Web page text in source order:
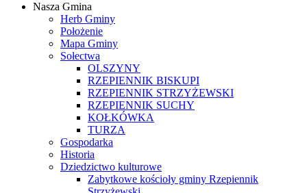
Samorządowy
Internetowy
Nasza Gmina
Herb Gminy
Położenie
Mapa Gminy
Sołectwa
OLSZYNY
RZEPIENNIK BISKUPI
RZEPIENNIK STRZYŻEWSKI
RZEPIENNIK SUCHY
KOŁKÓWKA
TURZA
Gospodarka
Historia
Dziedzictwo kulturowe
Zabytkowe kościoły gminy Rzepiennik